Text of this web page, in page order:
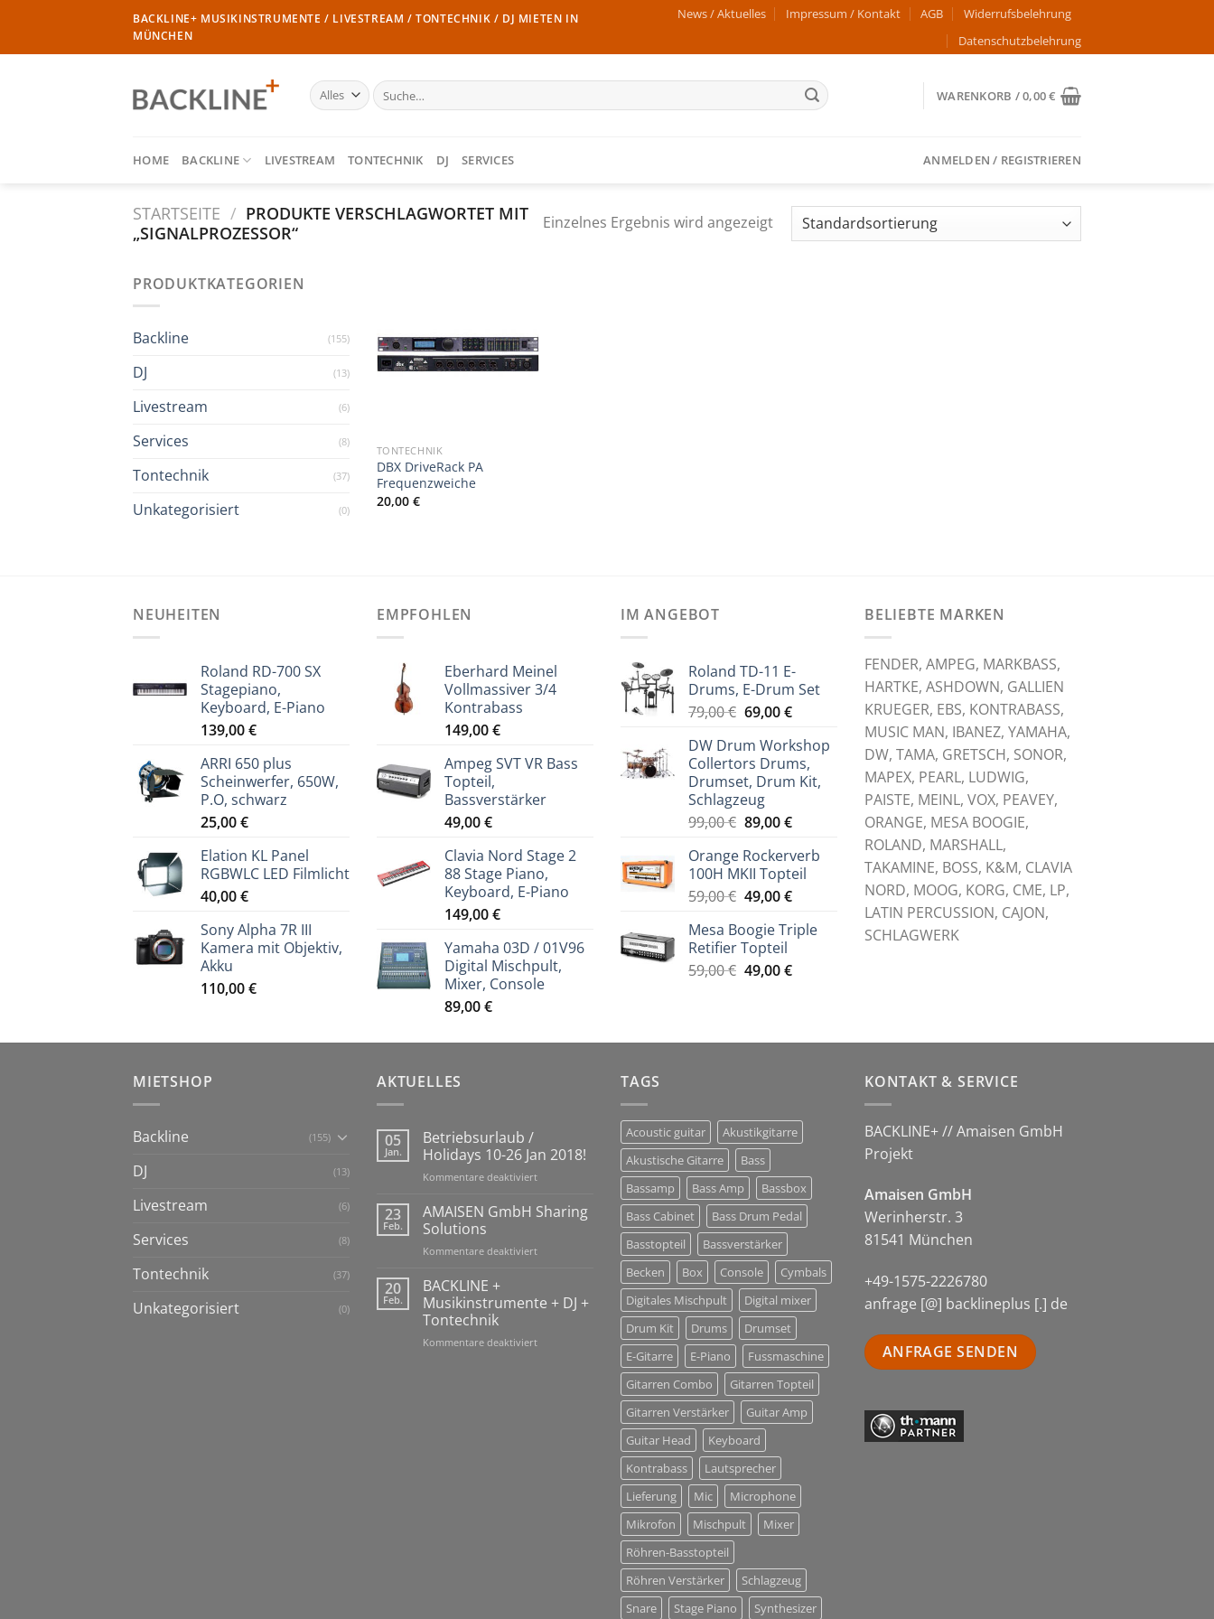
springen
BACKLINE+ MUSIKINSTRUMENTE / LIVESTREAM / TONTECHNIK / DJ MIETEN IN
MÜNCHEN
News / Aktuelles Impressum / Kontakt AGB
Widerrufsbelehrung
Datenschutzbelehrung
Suche
nach:
WARENKORB /0,00€
HOME BACKLINE LIVESTREAM TONTECHNIK DJ SERVICES ANMELDEN / REGISTRIEREN
STARTSEITE / PRODUKTE VERSCHLAGWORTET MIT
„SIGNALPROZESSOR“
Einzelnes Ergebnis wird angezeigt
PRODUKTKATEGORIEN
Backline (155)
DJ (13)
Livestream (6)
Services (8)
Tontechnik (37)
Unkategorisiert (0)
TONTECHNIK
DBX DriveRack PA
Frequenzweiche
20,00 €
NEUHEITEN
Roland RD-700 SX
Stagepiano,
Keyboard, E-Piano
139,00€
ARRI 650 plus
Scheinwerfer, 650W,
P.O, schwarz
25,00€
Elation KL Panel
RGBWLC LED Filmlicht
40,00€
Sony Alpha 7R III
Kamera mit Objektiv,
Akku
110,00€
EMPFOHLEN
Eberhard Meinel
Vollmassiver 3/4
Kontrabass
149,00€
Ampeg SVT VR Bass
Topteil,
Bassverstärker
49,00€
Clavia Nord Stage 2
88 Stage Piano,
Keyboard, E-Piano
149,00€
Yamaha 03D / 01V96
Digital Mischpult,
Mixer, Console
89,00€
IM ANGEBOT
Roland TD-11 E-
Drums, E-Drum Set
79,00€ Ursprünglicher
war:
79,00 €
69,00€Aktueller
ist:
69,00 €.
DW Drum Workshop
Collertors Drums,
Drumset, Drum Kit,
Schlagzeug
99,00€ Ursprünglicher
war:
99,00 €
89,00€Aktueller
ist:
89,00 €.
Orange Rockerverb
100H MKII Topteil
59,00€ Ursprünglicher
war:
59,00 €
49,00€Aktueller
ist:
Mesa Boogie Triple
Retifier Topteil
59,00€ Ursprünglicher
49,00€Aktueller
BELIEBTE MARKEN
FENDER, AMPEG, MARKBASS,
HARTKE, ASHDOWN, GALLIEN
KRUEGER, EBS, KONTRABASS,
MUSIC MAN, IBANEZ, YAMAHA,
DW, TAMA, GRETSCH, SONOR,
MAPEX, PEARL, LUDWIG,
PAISTE, MEINL, VOX, PEAVEY,
ORANGE, MESA BOOGIE,
ROLAND, MARSHALL,
TAKAMINE, BOSS, K&M, CLAVIA
NORD, MOOG, KORG, CME, LP,
LATIN PERCUSSION, CAJON,
SCHLAGWERK
MIETSHOP
Backline (155)
DJ (13)
Livestream (6)
Services (8)
Tontechnik (37)
Unkategorisiert (0)
AKTUELLES
05
Jan.
Betriebsurlaub /
Holidays 10-26 Jan 2018!
Kommentare deaktiviertfür
/
Holidays
26
23
Feb.
AMAISEN GmbH Sharing
Solutions
Kommentare deaktiviertfür
Sharing
Solutions
20
Feb.
BACKLINE +
Musikinstrumente + DJ +
Tontechnik
Kommentare deaktiviertfür
TAGS
Acoustic guitar
Akustikgitarre
Akustische Gitarre
Bass
Bassamp
Bass Amp
Bassbox
Bass Cabinet
Bass Drum Pedal
Basstopteil
Bassverstärker
Becken
Box Console
Cymbals
Digitales Mischpult
Digital mixer
Drum Kit
Drums
Drumset
E-Gitarre
E-Piano
Fussmaschine
Gitarren Combo
Gitarren Topteil
Gitarren Verstärker
Guitar Amp
Guitar Head
Keyboard
Kontrabass
Lautsprecher
Lieferung
Mic
Microphone
Mikrofon
Mischpult
Mixer
Röhren-Basstopteil
Röhren Verstärker
Schlagzeug
Snare
Stage Piano Synthesizer
KONTAKT & SERVICE
BACKLINE+ // Amaisen GmbH
Projekt
Amaisen GmbH
Werinherstr. 3
81541 München
+49-1575-2226780
anfrage [@] backlineplus [.] de
ANFRAGE SENDEN